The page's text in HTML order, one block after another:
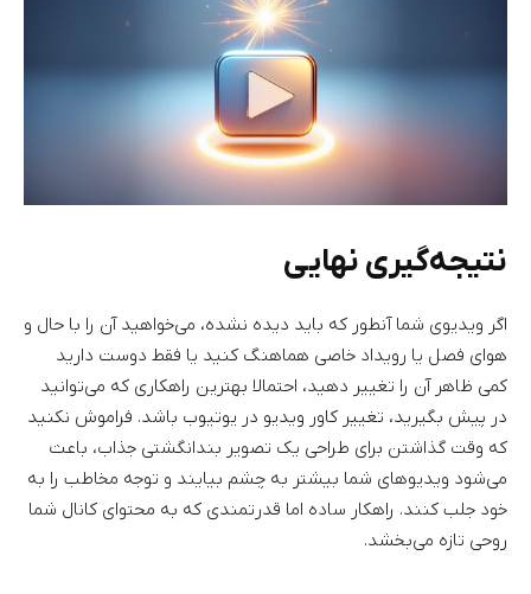
نتیجه‌گیری نهایی
اگر ویدیوی شما آنطور که باید دیده نشده، می‌خواهید آن را با حال و
هوای فصل یا رویداد خاصی هماهنگ کنید یا فقط دوست دارید
کمی ظاهر آن را تغییر دهید، احتمالا بهترین راهکاری که می‌توانید
در پیش بگیرید، تغییر کاور ویدیو در یوتیوب باشد. فراموش نکنید
که وقت گذاشتن برای طراحی یک تصویر بندانگشتی جذاب، باعث
می‌شود ویدیوهای شما بیشتر به چشم بیایند و توجه مخاطب را به
خود جلب کنند. راهکار ساده اما قدرتمندی که به محتوای کانال شما
روحی تازه می‌بخشد.